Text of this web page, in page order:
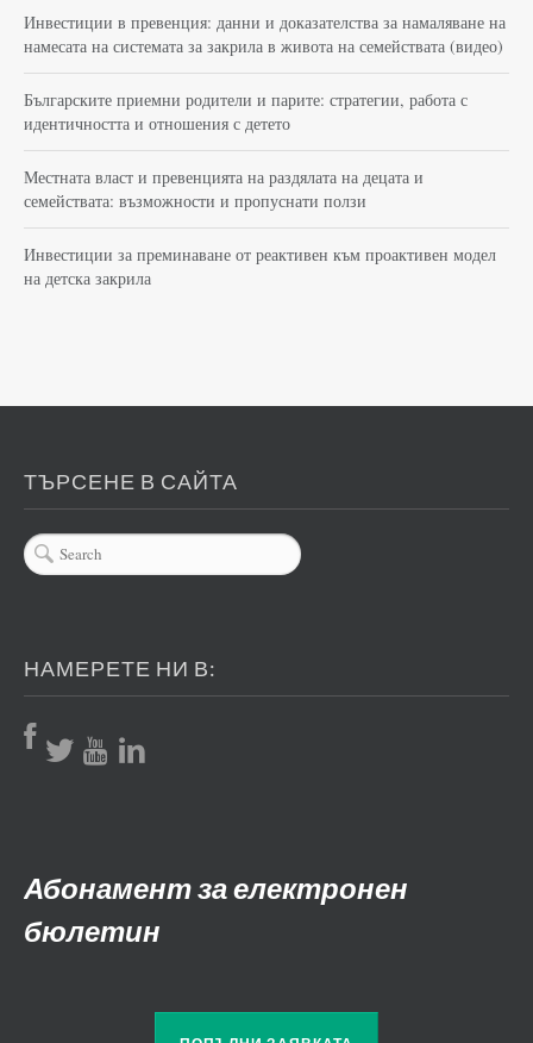
Инвестиции в превенция: данни и доказателства за намаляване на
намесата на системата за закрила в живота на семействата (видео)
Българските приемни родители и парите: стратегии, работа с
идентичността и отношения с детето
Местната власт и превенцията на раздялата на децата и
семействата: възможности и пропуснати ползи
Инвестиции за преминаване от реактивен към проактивен модел
на детска закрила
ТЪРСЕНЕ В САЙТА
НАМЕРЕТЕ НИ В:
Абонамент за електронен
бюлетин